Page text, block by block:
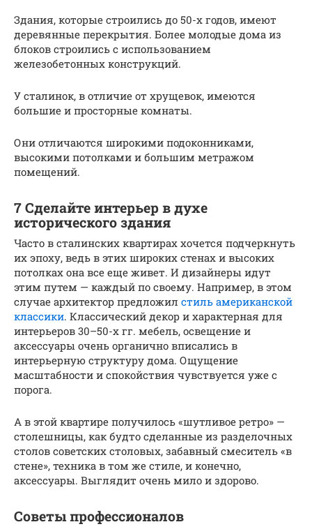
Здания, которые строились до 50-х годов, имеют
деревянные перекрытия. Более молодые дома из
блоков строились с использованием
железобетонных конструкций.
У сталинок, в отличие от хрущевок, имеются
большие и просторные комнаты.
Они отличаются широкими подоконниками,
высокими потолками и большим метражом
помещений.
7 Сделайте интерьер в духе
исторического здания
Часто в сталинских квартирах хочется подчеркнуть
их эпоху, ведь в этих широких стенах и высоких
потолках она все еще живет. И дизайнеры идут
этим путем — каждый по своему. Например, в этом
случае архитектор предложил стиль американской
классики. Классический декор и характерная для
интерьеров 30–50-х гг. мебель, освещение и
аксессуары очень органично вписались в
интерьерную структуру дома. Ощущение
масштабности и спокойствия чувствуется уже с
порога.
А в этой квартире получилось «шутливое ретро» —
столешницы, как будто сделанные из разделочных
столов советских столовых, забавный смеситель «в
стене», техника в том же стиле, и конечно,
аксессуары. Выглядит очень мило и здорово.
Советы профессионалов